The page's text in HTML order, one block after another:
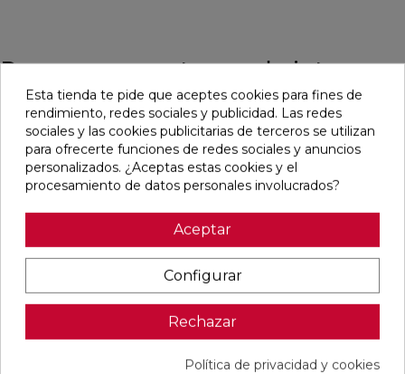
Pensamos que te puede interesar
BODO
60X120
RECTIFICADO
Ref:
Alaplana
PVP
/m²
(IVA
favorite
WHITE MATE
RECTIFICADO
Ref:
Colorker
PVP
35,36 €
/m²
(IVA
favorite
MATE
31,6X100
RECTIFICADO
Ref:
91080491
Colorker
PVP
34,49 €
/m²
(IVA
favorite
WALL WHITE
RECTIFICADO
Ref:
TAU
PVP
/m²
(IVA
Esta tienda te pide que aceptes cookies para fines de
rendimiento, redes sociales y publicidad. Las redes
sociales y las cookies publicitarias de terceros se utilizan
para ofrecerte funciones de redes sociales y anuncios
personalizados. ¿Aceptas estas cookies y el
procesamiento de datos personales involucrados?
Aceptar
Configurar
Rechazar
Política de privacidad y cookies